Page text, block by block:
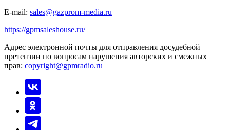
E-mail: sales@gazprom-media.ru
https://gpmsaleshouse.ru/
Адрес электронной почты для отправления досудебной
претензии по вопросам нарушения авторских и смежных
прав: copyright@gpmradio.ru